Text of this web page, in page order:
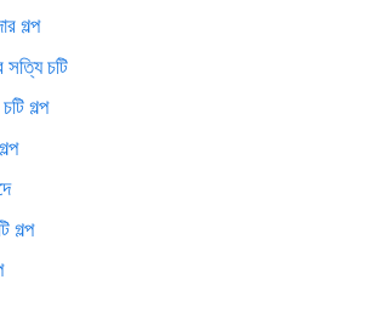
গল্প
সত্যি চটি
গল্প
গল্প